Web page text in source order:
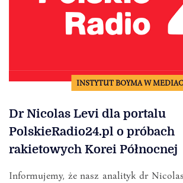
INSTYTUT BOYMA W
Dr Nicolas Levi dla portalu
PolskieRadio24.pl o próbach
rakietowych Korei Północnej
Informujemy, że nasz analityk dr